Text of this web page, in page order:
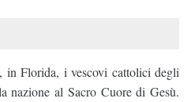
in Florida, i vescovi cattolici degli
nazione al Sacro Cuore di Gesù.